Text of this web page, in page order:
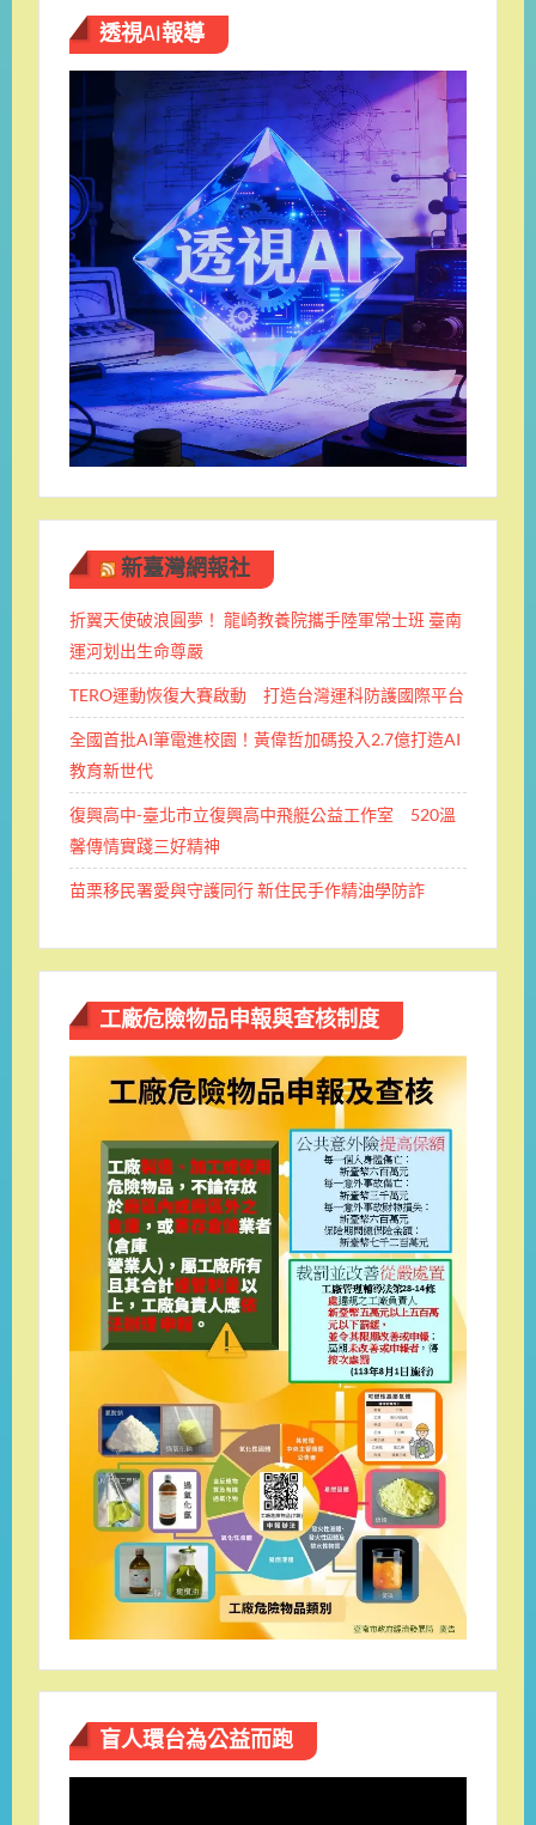
透視AI報導
新臺灣網報社
折翼天使破浪圓夢！ 龍崎教養院攜手陸軍常士班 ​臺南
運河划出生命尊嚴
TERO運動恢復大賽啟動 打造台灣運科防護國際平台
全國首批AI筆電進校園！黃偉哲加碼投入2.7億打造AI
教育新世代
復興高中-臺北市立復興高中飛艇公益工作室 520溫
馨傳情實踐三好精神
苗栗移民署愛與守護同行 新住民手作精油學防詐
工廠危險物品申報與查核制度
盲人環台​為公益而跑